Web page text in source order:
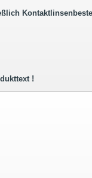
!